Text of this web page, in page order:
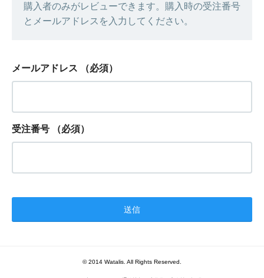
購入者のみがレビューできます。購入時の受注番号
とメールアドレスを入力してください。
メールアドレス （必須）
受注番号 （必須）
© 2014 Watalis. All Rights Reserved.